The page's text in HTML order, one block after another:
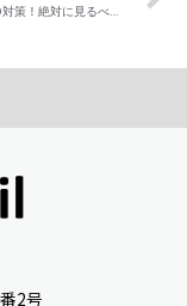
自分でやるSEO対策！絶対に見るべき3つのポイント
2号